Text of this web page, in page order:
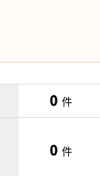
0 件
0 件